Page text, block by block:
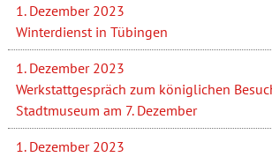
1. Dezember 2023
Winterdienst in Tübingen
1. Dezember 2023
Werkstattgespräch zum königlichen
Stadtmuseum am 7. Dezember
1. Dezember 2023